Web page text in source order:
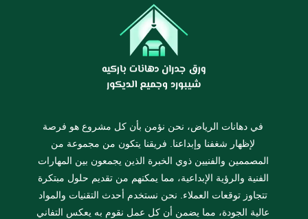
في دهانات الرياض، نحن نؤمن بأن كل مشروع هو فرصة
لإظهار شغفنا وإبداعنا. فريقنا يتكون من مجموعة من
المصممين والفنيين ذوي الخبرة الذين يجمعون بين المهارات
الفنية والرؤية الإبداعية، مما يمكنهم من تقديم حلول مبتكرة
تتجاوز توقعات العملاء. نحن نستخدم أحدث التقنيات والمواد
عالية الجودة، مما يضمن أن كل عمل نقوم به يعكس التفاني